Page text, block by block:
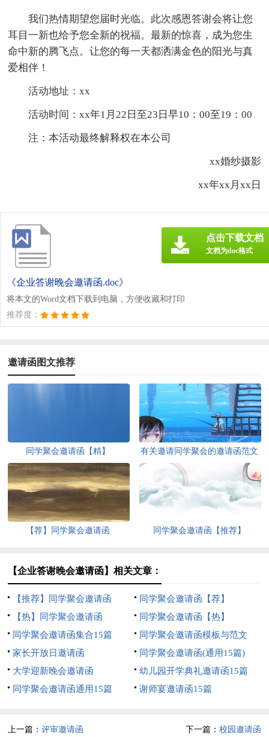
我们热情期望您届时光临。此次感恩答谢会将让您
耳目一新也给予您全新的祝福。最新的惊喜，成为您生
命中新的腾飞点。让您的每一天都洒满金色的阳光与真
爱相伴！
活动地址：xx
活动时间：xx年1月22日至23日早10：00至19：00
注：本活动最终解释权在本公司
xx婚纱摄影
xx年xx月xx日
《企业答谢晚会邀请函.doc》
将本文的Word文档下载到电脑，方便收藏和打印
推荐度：
点击下载文档
文档为doc格式
邀请函图文推荐
同学聚会邀请函【精】
有关邀请同学聚会的邀请函范文
合集9篇
【荐】同学聚会邀请函 同学聚会邀请函【推荐】
【企业答谢晚会邀请函】相关文章：
【推荐】同学聚会邀请函
同学聚会邀请函【荐】
【热】同学聚会邀请函
同学聚会邀请函【热】
同学聚会邀请函集合15篇
同学聚会邀请函模板与范文
家长开放日邀请函
同学聚会邀请函(通用15篇)
大学迎新晚会邀请函
幼儿园开学典礼邀请函15篇
同学聚会邀请函通用15篇
谢师宴邀请函15篇
上一篇：评审邀请函 下一篇： 校园邀请函